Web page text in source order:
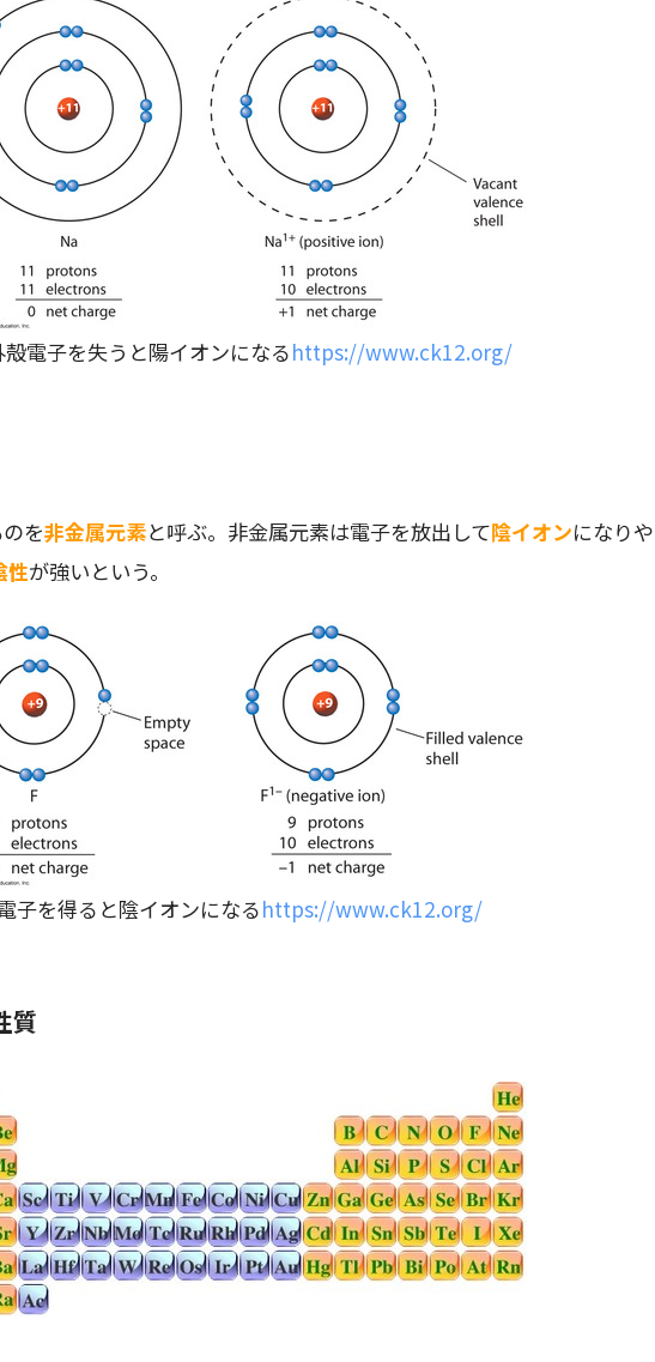
殻電子を失うと陽イオンになるhttps://www.ck12.org/
を非金属元素と呼ぶ。非金属元素は電子を放出して陰イオンになりや
性が強いという。
子を得ると陰イオンになるhttps://www.ck12.org/
質